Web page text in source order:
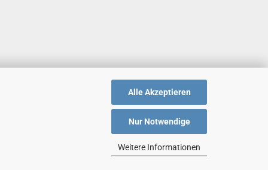
Alle Akzeptieren
Nur Notwendige
Weitere Informationen